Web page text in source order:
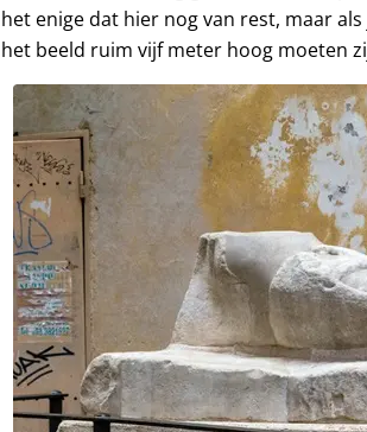
het enige dat hier nog van rest, maar
het beeld ruim vijf meter hoog moeten